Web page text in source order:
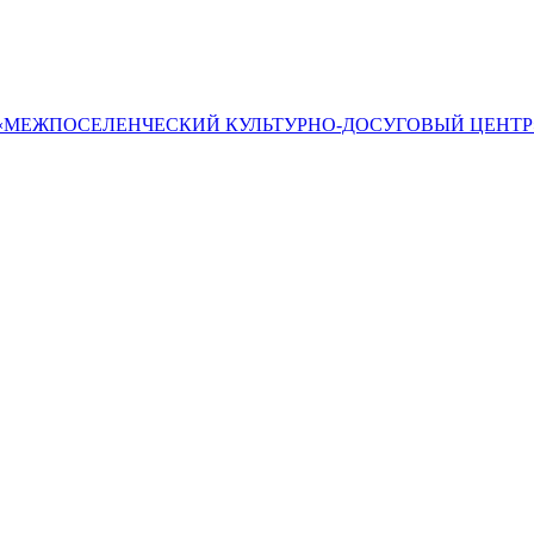
КУЛЬТУРНО-ДОСУГОВЫЙ